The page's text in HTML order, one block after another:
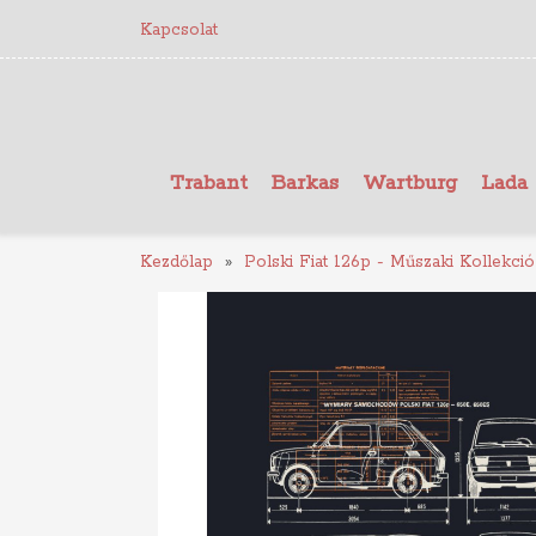
Kapcsolat
Trabant Barkas Wartburg Lada
Kezdőlap Polski Fiat 126p - Műszaki